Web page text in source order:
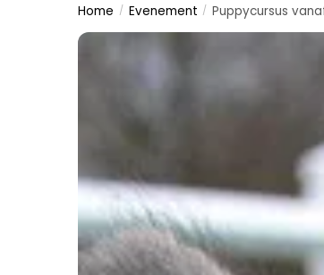
Home / Evenement / Puppycursus